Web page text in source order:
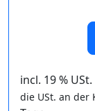
incl. 19 %
die USt. an der